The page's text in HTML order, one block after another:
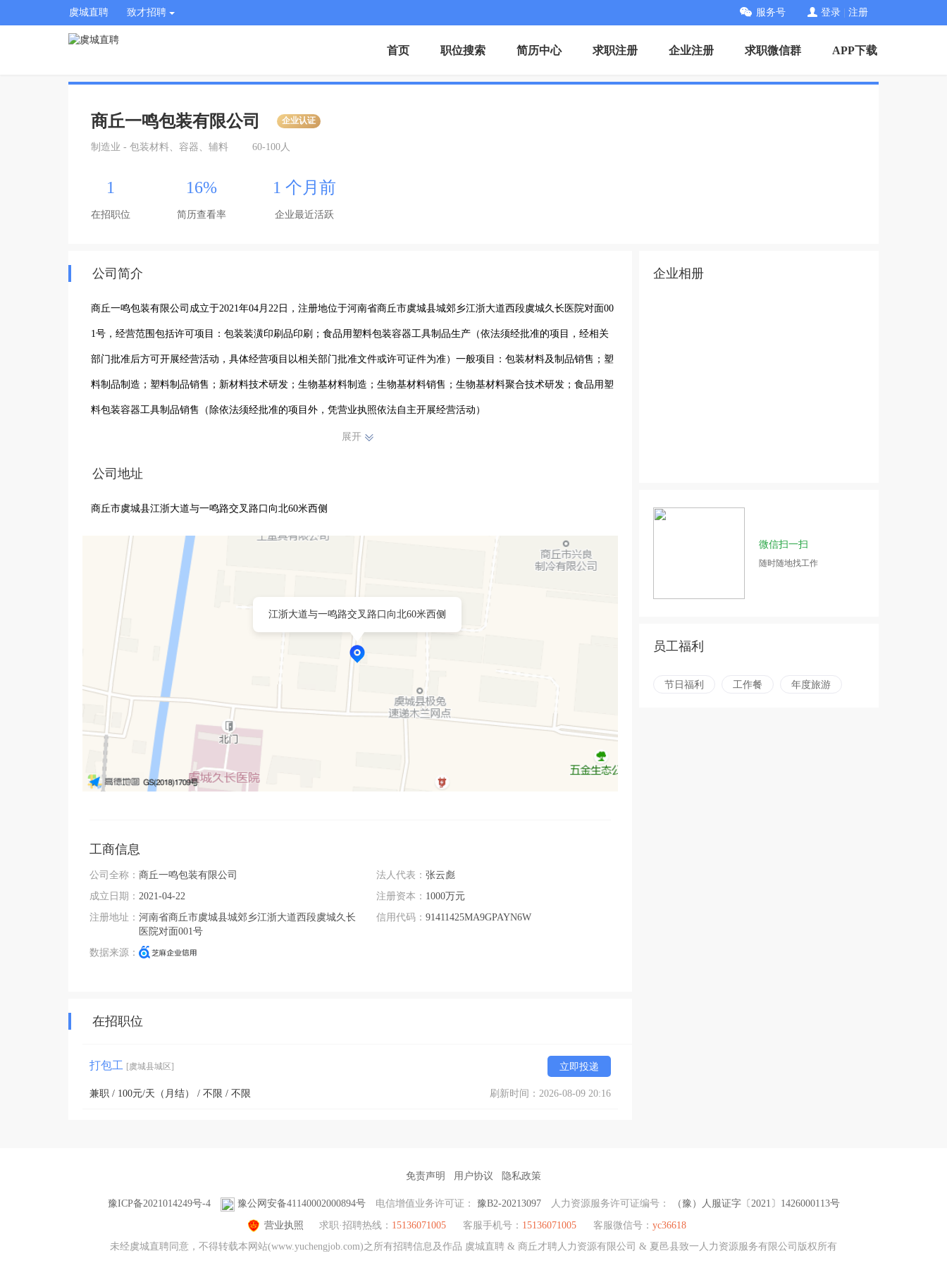
虞城直聘 致才招聘 服务号 登录 注册
首页 职位搜索 简历中心 求职注册 企业注册 求职微信群 APP下载
商丘一鸣包装有限公司 企业认证
制造业 - 包装材料、容器、辅料 60-100人
1
在招职位
16%
简历查看率
1 个月前
企业最近活跃
公司简介
商丘一鸣包装有限公司成立于2021年04月22日，注册地位于河南省商丘市虞城县城郊乡江浙大道西段虞城久长医院对面00
1号，经营范围包括许可项目：包装装潢印刷品印刷；食品用塑料包装容器工具制品生产（依法须经批准的项目，经相关
部门批准后方可开展经营活动，具体经营项目以相关部门批准文件或许可证件为准）一般项目：包装材料及制品销售；塑
料制品制造；塑料制品销售；新材料技术研发；生物基材料制造；生物基材料销售；生物基材料聚合技术研发；食品用塑
料包装容器工具制品销售（除依法须经批准的项目外，凭营业执照依法自主开展经营活动）
展开
公司地址
商丘市虞城县江浙大道与一鸣路交叉路口向北60米西侧
江浙大道与一鸣路交叉路口向北60米西侧
工商信息
公司全称： 商丘一鸣包装有限公司
成立日期： 2021-04-22
注册地址： 河南省商丘市虞城县城郊乡江浙大道西段虞城久长
医院对面001号
数据来源：
法人代表： 张云彪
注册资本： 1000万元
信用代码： 91411425MA9GPAYN6W
在招职位
打包工 [虞城县城区] 立即投递
兼职 / 100元/天（月结） / 不限 / 不限 刷新时间：2026-08-09 20:16
企业相册
微信扫一扫
随时随地找工作
员工福利
节日福利 工作餐 年度旅游
免责声明 用户协议 隐私政策
豫ICP备2021014249号-4 豫公网安备41140002000894号 电信增值业务许可证： 豫B2-20213097 人力资源服务许可证编号： （豫）人服证字〔2021〕1426000113号
营业执照 求职·招聘热线： 15136071005 客服手机号： 15136071005 客服微信号： yc36618
未经虞城直聘同意，不得转载本网站(www.yuchengjob.com)之所有招聘信息及作品 虞城直聘 & 商丘才聘人力资源有限公司 & 夏邑县致一人力资源服务有限公司版权所有